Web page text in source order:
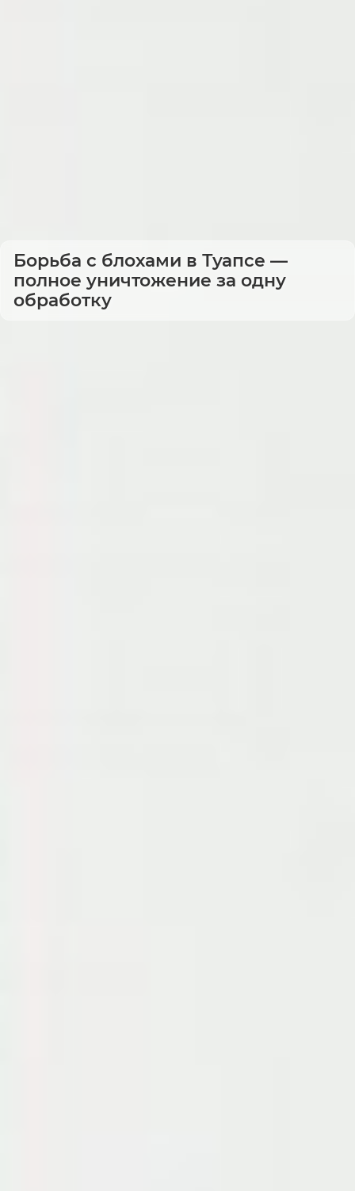
Борьба с блохами в Туапсе —
полное уничтожение за одну
обработку